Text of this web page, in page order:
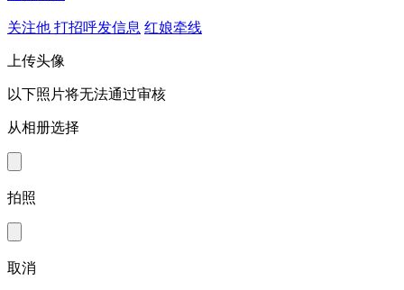
关注他 打招呼发信息 红娘牵线
上传头像
以下照片将无法通过审核
从相册选择
拍照
取消